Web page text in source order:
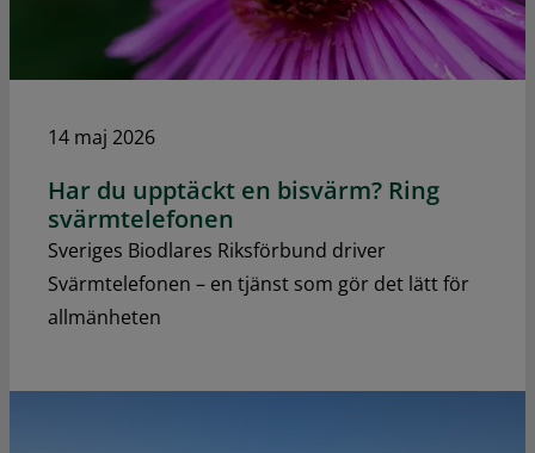
14 maj 2026
Har du upptäckt en bisvärm? Ring
svärmtelefonen
Sveriges Biodlares Riksförbund driver
Svärmtelefonen – en tjänst som gör det lätt för
allmänheten